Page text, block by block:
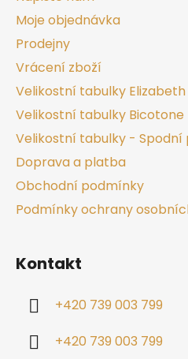
Moje objednávka
Prodejny
Vrácení zboží
Velikostní tabulky
Velikostní tabulky Bicotone
Velikostní tabulky - Spodní
Doprava a platba
Obchodní podmínky
Podmínky ochrany
Kontakt
+420 739 003 799
+420 739 003 799